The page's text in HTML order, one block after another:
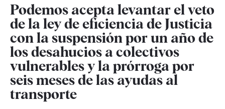
Podemos acepta levantar el veto
de la ley de eficiencia de Justicia
con la suspensión por un año de
los desahucios a colectivos
vulnerables y la prórroga por
seis meses de las ayudas al
transporte